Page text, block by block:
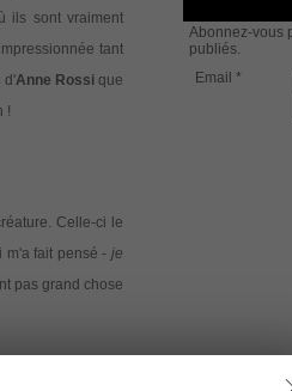
ils sont vraiment
tant
d'Anne Rossi que
!
Celle-ci le
m'a fait pensé - je
pas grand chose
Abonnez-vous
publiés.
Email